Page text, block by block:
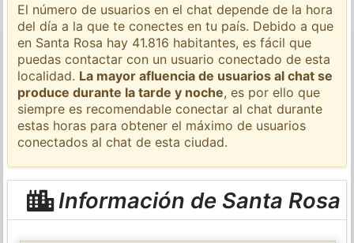
El número de usuarios en el chat depende de la hora
del día a la que te conectes en tu país. Debido a que
en Santa Rosa hay 41.816 habitantes, es fácil que
puedas contactar con un usuario conectado de esta
localidad. La mayor afluencia de usuarios al chat se
produce durante la tarde y noche, es por ello que
siempre es recomendable conectar al chat durante
estas horas para obtener el máximo de usuarios
conectados al chat de esta ciudad.
Información de Santa Rosa